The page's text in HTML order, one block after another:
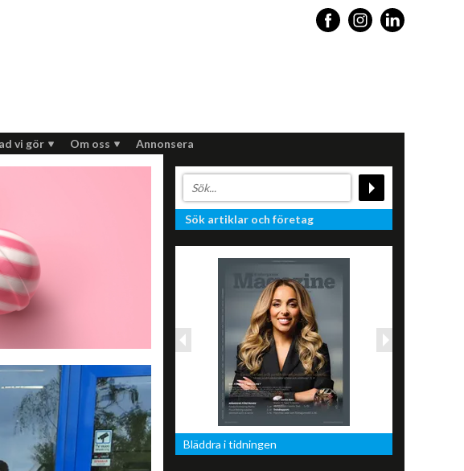
vi gör Om oss Annonsera
Sök artiklar och företag
Bläddra i tidningen